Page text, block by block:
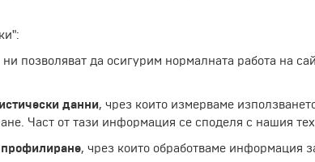
Индонезия. Намира се между планините
монумент Боробудур, изграден през IX в. и
храмът Кангал и етнографският музей.
Пангеран Дипонегоро, посветен на принц
Яванската война в периода 1825-1830 г. На
ни позволяват да осигурим нормалната работа на
данни, чрез които измерваме
Част от тази информация се споделя с нашия
профилиране, чрез които обработваме информация